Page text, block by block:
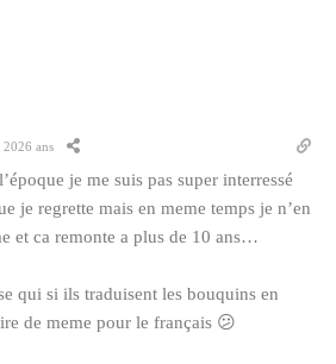
2026 ans
je me suis pas super interressé
je regrette mais en meme temps je n’en
et ca remonte a plus de 10 ans…
qui si ils traduisent les bouquins en
de meme pour le français 😕